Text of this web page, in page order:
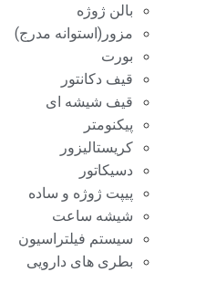
بالن ژوژه
مزور(استوانه مدرج)
بورت
قیف دکانتور
قیف شیشه ای
پیکنومتر
کریستالیزور
دسیکاتور
پیپت ژوژه و ساده
شیشه ساعت
سیستم فیلتراسیون
بطری های دارویی